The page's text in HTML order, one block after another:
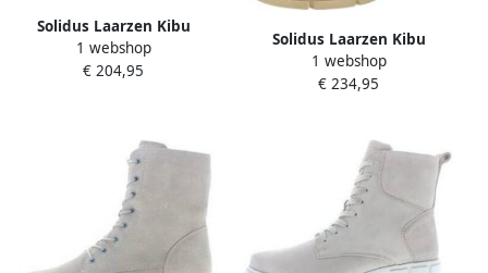
Solidus Laarzen Kibu
1 webshop
€ 204,95
Solidus Laarzen Kibu
1 webshop
€ 234,95